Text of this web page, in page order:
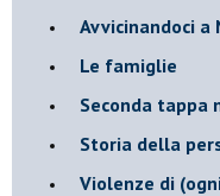
​Avvicinandoci a
Le famiglie
Seconda tappa
​Storia della
Violenze di